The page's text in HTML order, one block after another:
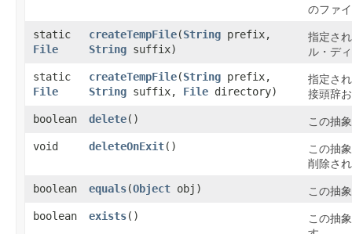
のファ
static
File
createTempFile​(String prefix,
String suffix)
指定さ
ル・デ
static
File
createTempFile​(String prefix,
String suffix, File directory)
指定さ
接頭辞
boolean
delete()
この抽
void
deleteOnExit()
この抽
削除さ
boolean
equals​(Object obj)
この抽
boolean
exists()
この抽